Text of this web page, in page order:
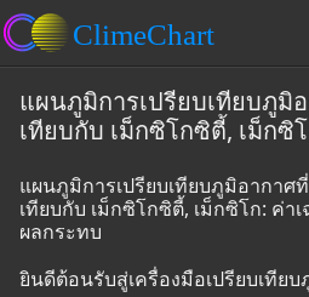
แผนภูมิการเปรียบเทียบภูมิ
เทียบกับ เม็กซิโกซิตี้, เม็กซิ
แผนภูมิการเปรียบเทียบภูมิอากาศ
เทียบกับ เม็กซิโกซิตี้, เม็กซิโก: ค่า
ผลกระทบ
ยินดีต้อนรับสู่เครื่องมือเปรียบเทีย